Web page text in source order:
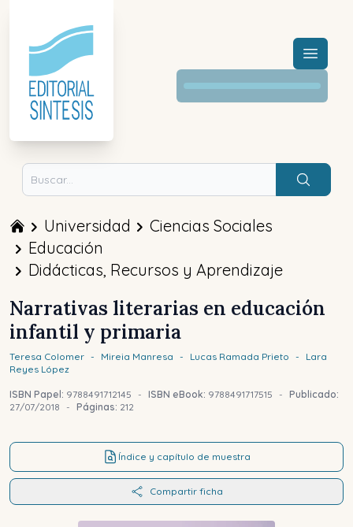
Menú
Buscar
Universidad
Ciencias Sociales
Educación
Didácticas, Recursos y Aprendizaje
Narrativas literarias en educación
infantil y primaria
Teresa Colomer - Mireia Manresa - Lucas Ramada Prieto -
Lara
Reyes López
ISBN Papel: 9788491712145 - ISBN eBook: 9788491717515 - Publicado:
27/07/2018
- Páginas: 212
Índice y capítulo de muestra
Compartir ficha